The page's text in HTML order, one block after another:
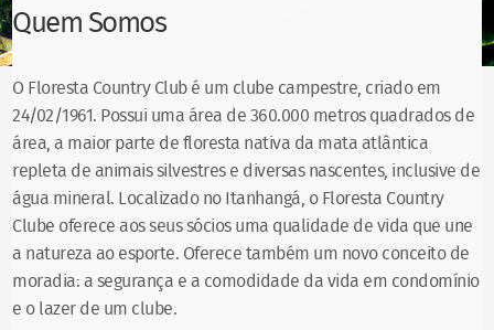
Quem Somos
O Floresta Country Club é um clube campestre, criado em
24/02/1961. Possui uma área de 360.000 metros quadrados de
área, a maior parte de floresta nativa da mata atlântica
repleta de animais silvestres e diversas nascentes, inclusive de
água mineral. Localizado no Itanhangá, o Floresta Country
Clube oferece aos seus sócios uma qualidade de vida que une
a natureza ao esporte. Oferece também um novo conceito de
moradia: a segurança e a comodidade da vida em condomínio
e o lazer de um clube.